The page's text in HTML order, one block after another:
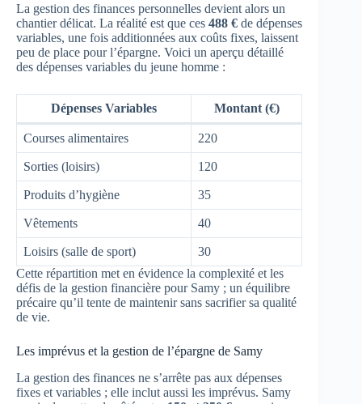
La gestion des finances personnelles devient alors un
chantier délicat. La réalité est que ces 488 € de dépenses
variables, une fois additionnées aux coûts fixes, laissent
peu de place pour l’épargne. Voici un aperçu détaillé
des dépenses variables du jeune homme :
Dépenses Variables Montant (€)
Courses alimentaires 220
Sorties (loisirs) 120
Produits d’hygiène 35
Vêtements 40
Loisirs (salle de sport)
30
Cette répartition met en évidence la complexité et les
défis de la gestion financière pour Samy ; un équilibre
précaire qu’il tente de maintenir sans sacrifier sa qualité
de vie.
Les imprévus et la gestion de l’épargne de Samy
La gestion des finances ne s’arrête pas aux dépenses
fixes et variables ; elle inclut aussi les imprévus. Samy